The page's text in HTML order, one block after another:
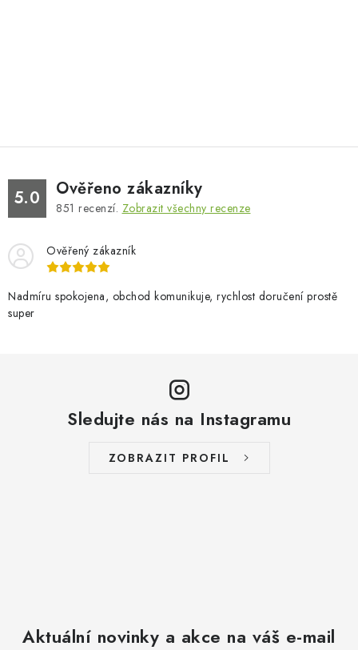
5.0 Ověřeno zákazníky
851 recenzí. Zobrazit všechny recenze
Ověřený zákazník
Nadmíru spokojena, obchod komunikuje, rychlost doručení prostě
super
Sledujte nás na Instagramu
ZOBRAZIT PROFIL
Aktuální novinky a akce na váš e-mail